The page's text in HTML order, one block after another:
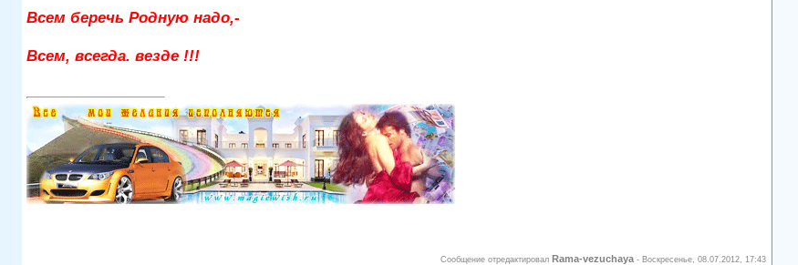
Всем беречь Родную надо,-
Всем, всегда. везде !!!
Сообщение отредактировал Rama-vezuchaya - Воскресенье, 08.07.2012, 17:43